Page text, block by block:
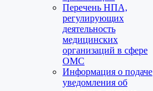
Перечень НПА,
регулирующих
деятельность
медицинских
организаций в сфере
ОМС
Информация о подаче
уведомления об